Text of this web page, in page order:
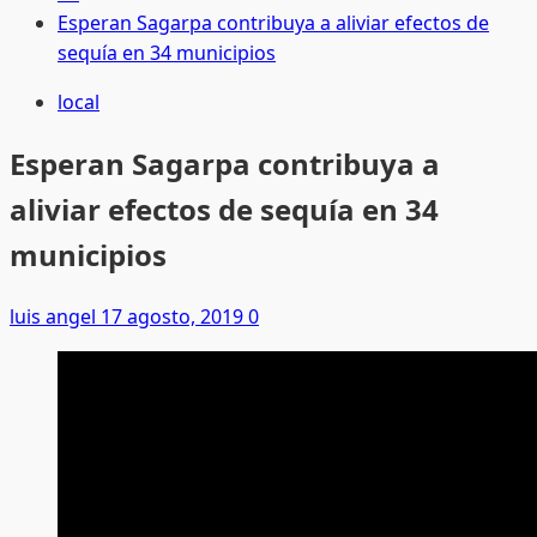
Esperan Sagarpa contribuya a aliviar efectos de
sequía en 34 municipios
local
Esperan Sagarpa contribuya a
aliviar efectos de sequía en 34
municipios
luis angel 17 agosto, 20190